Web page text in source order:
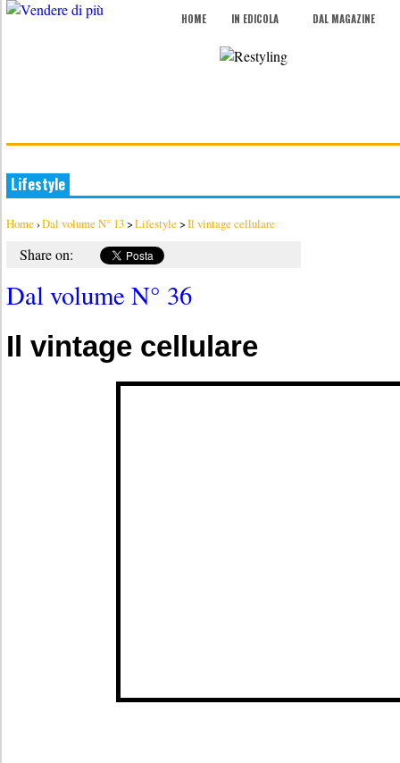
HOME IN EDICOLA DAL MAGAZINE
Lifestyle
Home ›Dal volume N° 13>Lifestyle >Il vintage cellulare
Share on:
Dal volume N° 36
Il vintage cellulare